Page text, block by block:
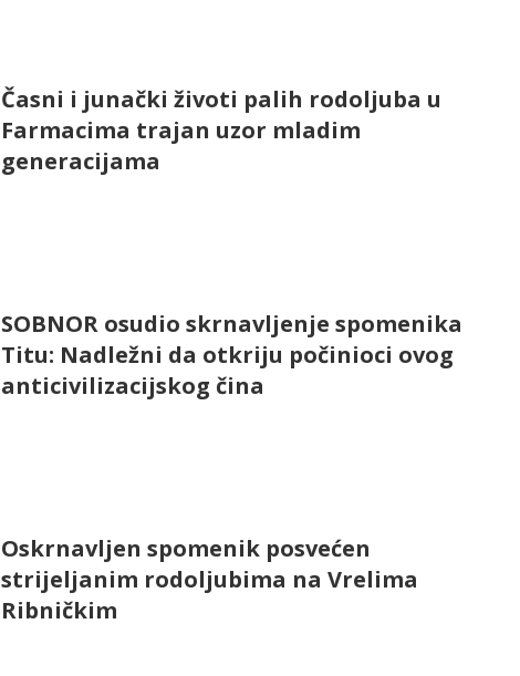
Časni i junački životi palih rodoljuba u
Farmacima trajan uzor mladim
generacijama
SOBNOR osudio skrnavljenje spomenika
Titu: Nadležni da otkriju počinioci ovog
anticivilizacijskog čina
Oskrnavljen spomenik posvećen
strijeljanim rodoljubima na Vrelima
Ribničkim